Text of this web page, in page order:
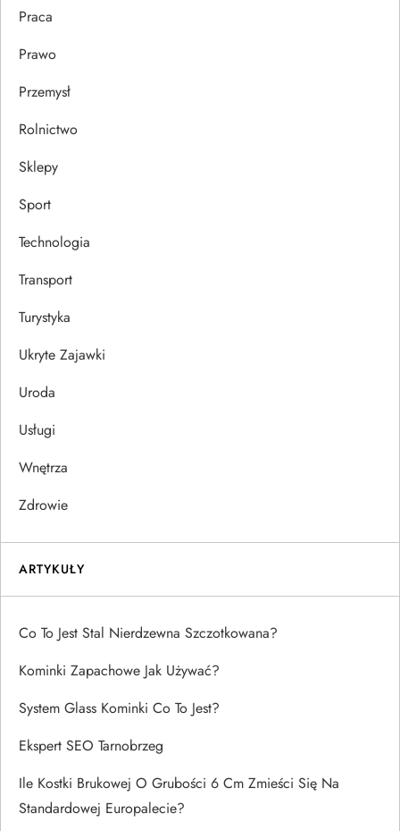
Praca
Prawo
Przemysł
Rolnictwo
Sklepy
Sport
Technologia
Transport
Turystyka
Ukryte Zajawki
Uroda
Usługi
Wnętrza
Zdrowie
ARTYKUŁY
Co To Jest Stal Nierdzewna Szczotkowana?
Kominki Zapachowe Jak Używać?
System Glass Kominki Co To Jest?
Ekspert SEO Tarnobrzeg
Ile Kostki Brukowej O Grubości 6 Cm Zmieści Się Na
Standardowej Europalecie?